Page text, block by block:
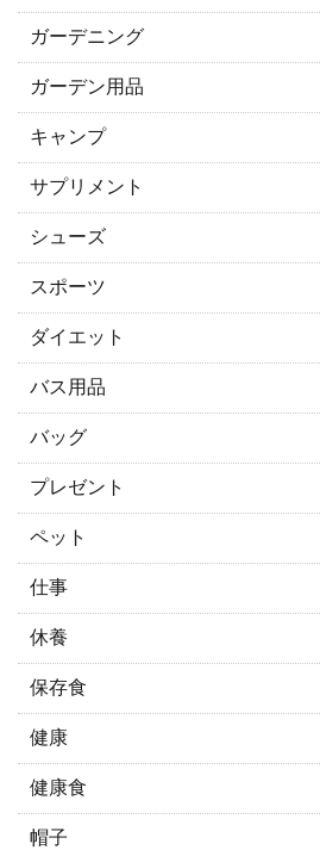
ガーデニング
ガーデン用品
キャンプ
サプリメント
シューズ
スポーツ
ダイエット
バス用品
バッグ
プレゼント
ペット
仕事
休養
保存食
健康
健康食
帽子